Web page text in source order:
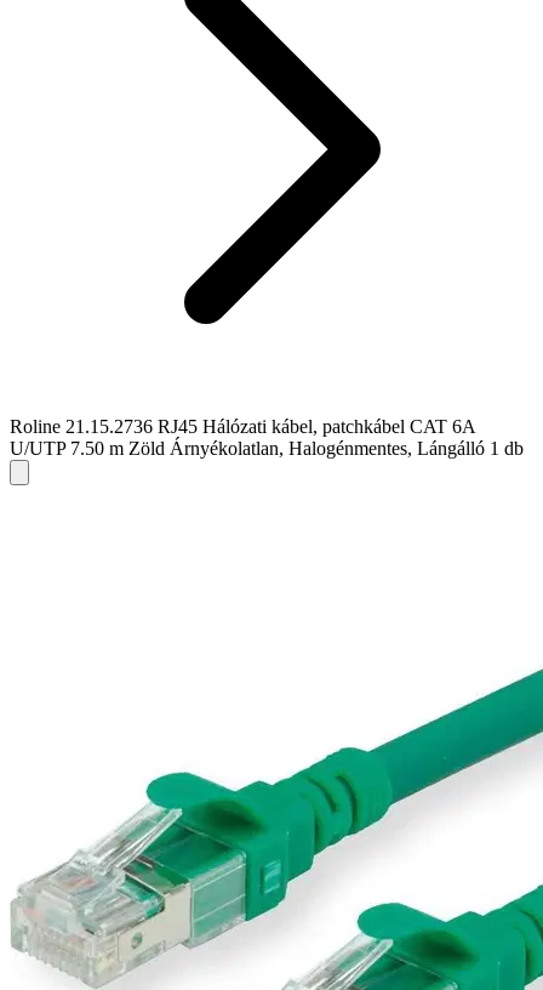
Roline 21.15.2736 RJ45 Hálózati kábel, patchkábel CAT 6A
U/UTP 7.50 m Zöld Árnyékolatlan, Halogénmentes, Lángálló 1 db